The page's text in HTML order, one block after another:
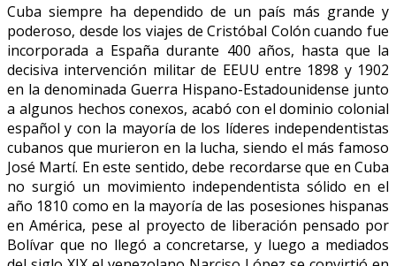
Cuba siempre ha dependido de un país más grande y
poderoso, desde los viajes de Cristóbal Colón cuando fue
incorporada a España durante 400 años, hasta que la
decisiva intervención militar de EEUU entre 1898 y 1902
en la denominada Guerra Hispano-Estadounidense junto
a algunos hechos conexos, acabó con el dominio colonial
español y con la mayoría de los líderes independentistas
cubanos que murieron en la lucha, siendo el más famoso
José Martí. En este sentido, debe recordarse que en Cuba
no surgió un movimiento independentista sólido en el
año 1810 como en la mayoría de las posesiones hispanas
en América, pese al proyecto de liberación pensado por
Bolívar que no llegó a concretarse, y luego a mediados